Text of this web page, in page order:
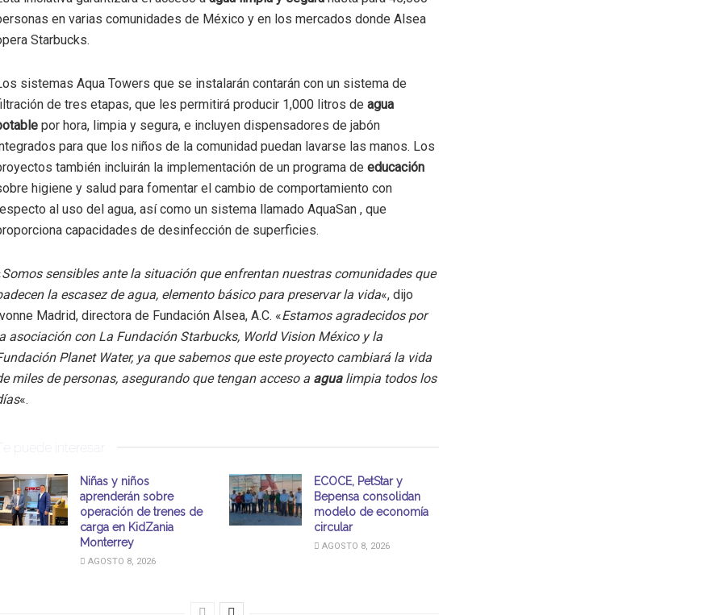
en varias comunidades de México y en los mercados donde Alsea
Starbucks.
sistemas Aqua Towers que se instalarán contarán con un sistema de
de tres etapas, que les permitirá producir 1,000 litros de agua
por hora, limpia y segura, e incluyen dispensadores de jabón
para que los niños de la comunidad puedan lavarse las manos. Los
también incluirán la implementación de un programa de educación
higiene y salud para fomentar el cambio de comportamiento con
al uso del agua, así como un sistema llamado AquaSan , que
capacidades de desinfección de superficies.
Somos sensibles ante la situación que enfrentan nuestras comunidades que
la escasez de agua, elemento básico para preservar la vida«, dijo
Madrid, directora de Fundación Alsea, A.C. «Estamos agradecidos por
asociación con La Fundación Starbucks, World Vision México y la
Planet Water, ya que sabemos que este proyecto cambiará la vida
miles de personas, asegurando que tengan acceso a agua limpia todos los
«.
puede interesar
Niñas y niños
aprenderán sobre
operación de trenes de
carga en KidZania
Monterrey
AGOSTO 8, 2026
ECOCE, PetStar y
Bepensa consolidan
modelo de economía
circular
AGOSTO 8, 2026